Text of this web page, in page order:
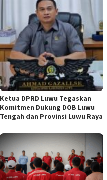
Ketua DPRD Luwu Tegaskan
Komitmen Dukung DOB Luwu
Tengah dan Provinsi Luwu Raya